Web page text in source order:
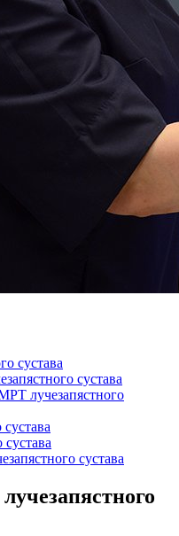
сустава
сустава
лучезапястного
сустава